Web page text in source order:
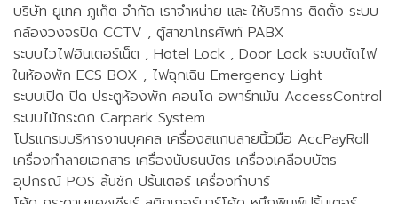
บริษัท ยูเทค ภูเก็ต จำกัด เราจำหน่าย และ ให้บริการ ติดตั้ง ระบบ
กล้องวงจรปิด CCTV , ตู้สาขาโทรศัพท์ PABX
ระบบไวไฟอินเตอร์เน็ต , Hotel Lock , Door Lock ระบบตัดไฟ
ในห้องพัก ECS BOX , ไฟฉุกเฉิน Emergency Light
ระบบเปิด ปิด ประตูห้องพัก คอนโด อพาร์ทเม้น AccessControl
ระบบไม้กระดก Carpark System
โปรแกรมบริหารงานบุคคล เครื่องสแกนลายนิ้วมือ AccPayRoll
เครื่องทำลายเอกสาร เครื่องนับธนบัตร เครื่องเคลือบบัตร
อุปกรณ์ POS ลิ้นชัก ปริ้นเตอร์ เครื่องทำบาร์